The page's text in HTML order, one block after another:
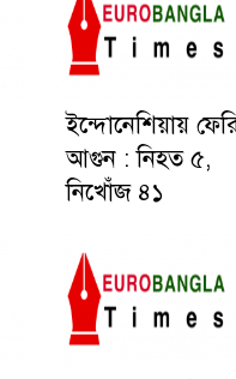
ইন্দোনেশিয়ায়
আগুন : নিহত ৫,
নিখোঁজ ৪১